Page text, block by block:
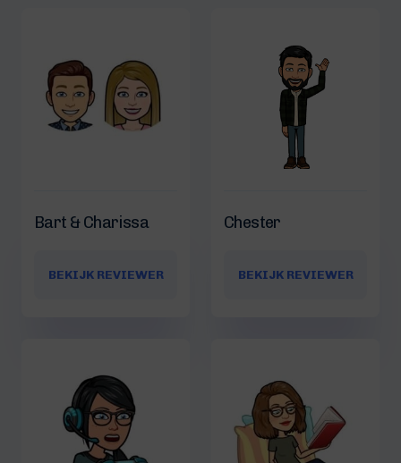
Bart & Charissa
BEKIJK REVIEWER
Chester
BEKIJK REVIEWER